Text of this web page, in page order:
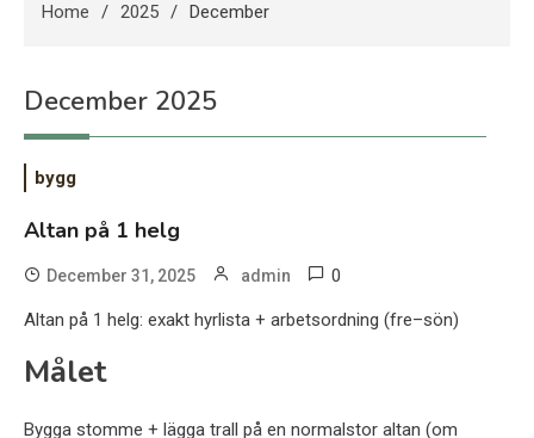
Home 2025 December
December 2025
bygg
Altan på 1 helg
December 31, 2025 admin 0
Altan på 1 helg: exakt hyrlista + arbetsordning (fre–sön)
Målet
Bygga stomme + lägga trall på en normalstor altan (om